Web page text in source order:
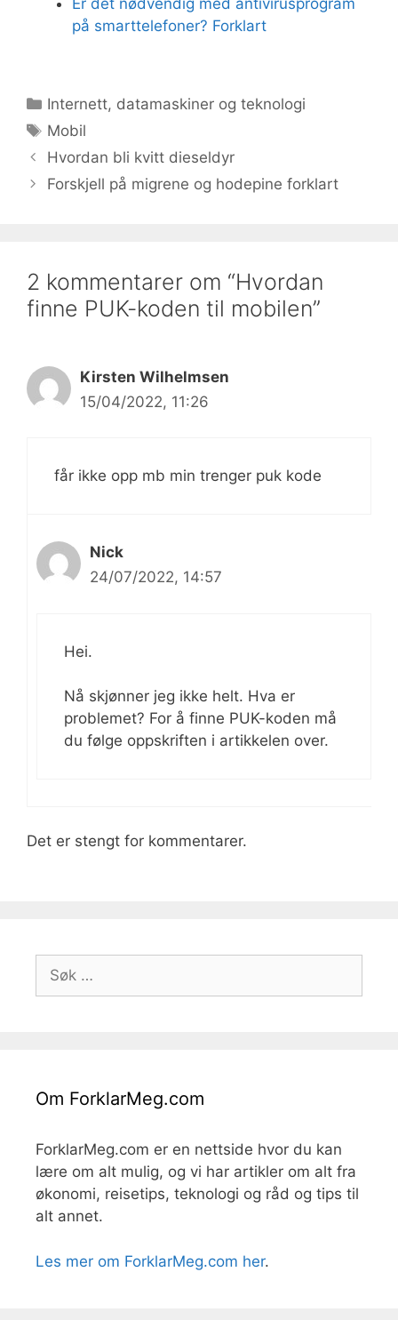
Er det nødvendig med antivirusprogram
på smarttelefoner? Forklart
Kategorier
Internett, datamaskiner og teknologi
Stikkord
Mobil
Hvordan bli kvitt dieseldyr
Forskjell på migrene og hodepine forklart
2 kommentarer om “Hvordan
finne PUK-koden til mobilen”
Kirsten Wilhelmsen
15/04/2022, 11:26
får ikke opp mb min trenger puk kode
Nick
24/07/2022, 14:57
Hei.
Nå skjønner jeg ikke helt. Hva er
problemet? For å finne PUK-koden må
du følge oppskriften i artikkelen over.
Det er stengt for kommentarer.
Søk
etter:
Om ForklarMeg.com
ForklarMeg.com er en nettside hvor du kan
lære om alt mulig, og vi har artikler om alt fra
økonomi, reisetips, teknologi og råd og tips til
alt annet.
Les mer om ForklarMeg.com her.